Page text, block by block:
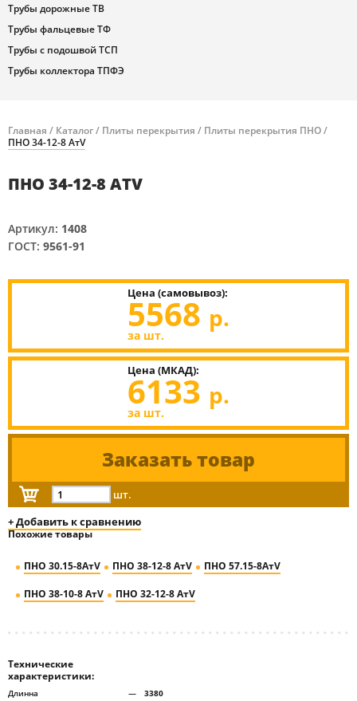
Трубы дорожные ТВ
Трубы фальцевые ТФ
Трубы с подошвой ТСП
Трубы коллектора ТПФЭ
Главная / Каталог/ Плиты перекрытия / Плиты перекрытия ПНО/
ПНО 34-12-8 АтV
ПНО 34-12-8 АТV
Артикул: 1408
ГОСТ: 9561-91
Цена (самовывоз):
5568 р.
за шт.
Цена (МКАД):
6133 р.
за шт.
Заказать товар
шт.
+ Добавить к сравнению
Похожие товары
ПНО 30.15-8АтV ПНО 38-12-8 АтV ПНО 57.15-8АтV
ПНО 38-10-8 АтV ПНО 32-12-8 АтV
Технические
характеристики:
Длинна —
3380